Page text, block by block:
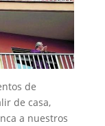
de
de casa,
a nuestros